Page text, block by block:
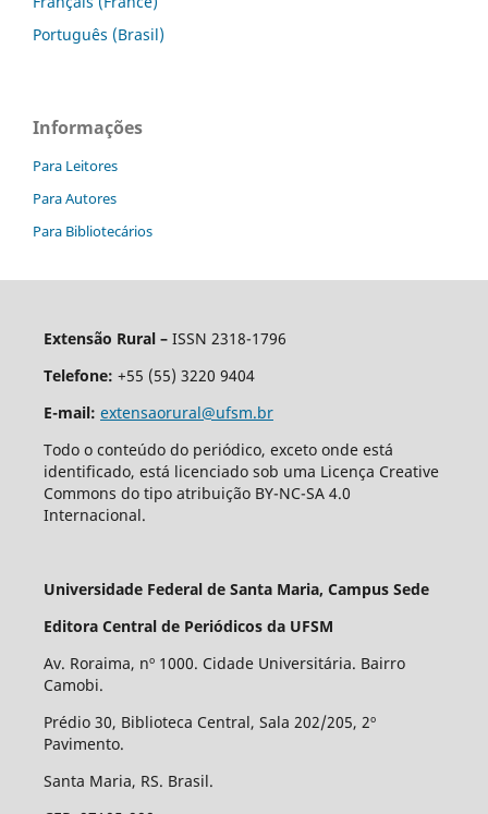
Português (Brasil)
Informações
Para Leitores
Para Autores
Para Bibliotecários
Extensão Rural – ISSN 2318-1796
Telefone: +55 (55) 3220 9404
E-mail: extensaorural@ufsm.br
Todo o conteúdo do periódico, exceto onde está
identificado, está licenciado sob uma Licença Creative
Commons do tipo atribuição BY-NC-SA 4.0
Internacional.
Universidade Federal de Santa Maria, Campus Sede
Editora Central de Periódicos da UFSM
Av. Roraima, nº 1000. Cidade Universitária. Bairro
Camobi.
Prédio 30, Biblioteca Central, Sala 202/205, 2º
Pavimento.
Santa Maria, RS. Brasil.